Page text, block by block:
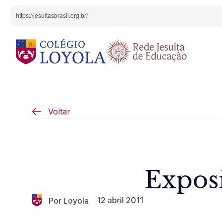
https://jesuitasbrasil.org.br/
Pedagogia Inaciana
Voltar
Por Loyola 12 abril 2011